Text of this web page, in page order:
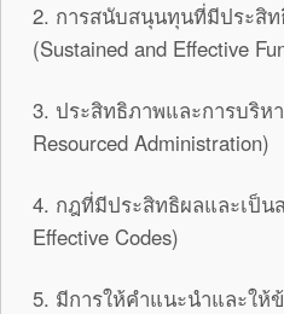
2. การสนับสนุนทุนที่มีประสิ
(Sustained and Effective
3. ประสิทธิภาพและการบริห
Resourced Administration)
4. กฎที่มีประสิทธิผลและเป็น
Effective Codes)
5. มีการให้คำแนะนำและให้